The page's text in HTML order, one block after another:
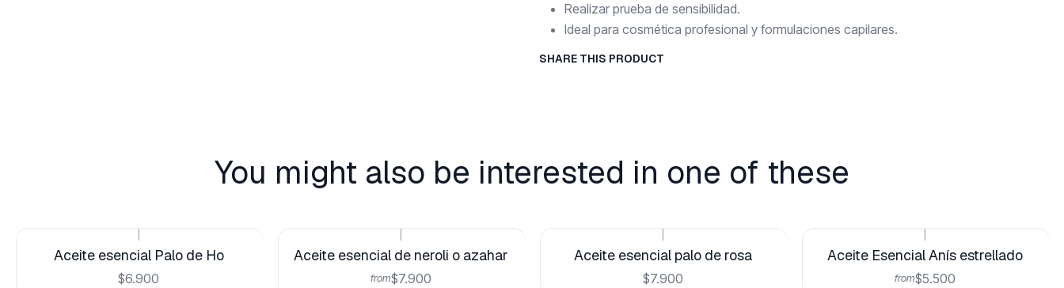
Realizar prueba de sensibilidad.
Ideal para cosmética profesional y formulaciones capilares.
SHARE THIS PRODUCT
You might also be interested in one of these
Aceite esencial Palo de Ho
$6.900
Aceite esencial de neroli o azahar
from$7.900
Aceite esencial palo de rosa
$7.900
Aceite Esencial Anís estrellado
from$5.500